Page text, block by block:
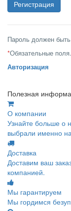
Пароль должен
*Обязательные поля.
Авторизация
Полезная
О компании
Узнайте больше о
выбрали именно
Доставка
Доставим ваш
компанией.
Мы гарантируем
Мы гордимся